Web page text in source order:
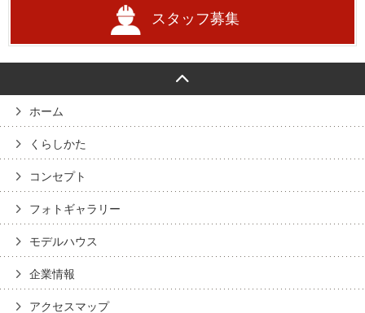
スタッフ募集
ホーム
くらしかた
コンセプト
フォトギャラリー
モデルハウス
企業情報
アクセスマップ